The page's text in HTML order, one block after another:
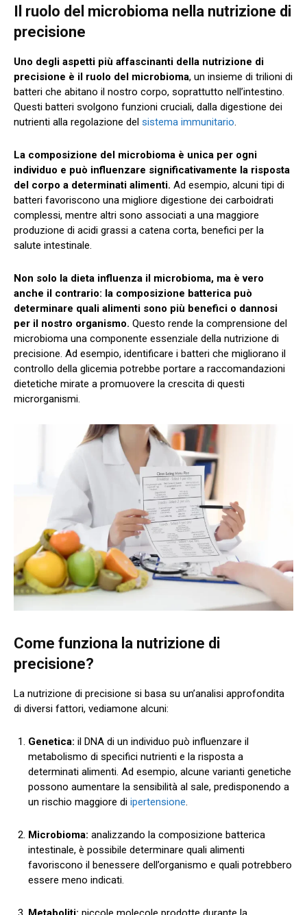
Il ruolo del microbioma nella nutrizione di
precisione
Uno degli aspetti più affascinanti della nutrizione di
precisione è il ruolo del microbioma, un insieme di trilioni di
batteri che abitano il nostro corpo, soprattutto nell’intestino.
Questi batteri svolgono funzioni cruciali, dalla digestione dei
nutrienti alla regolazione del sistema immunitario.
La composizione del microbioma è unica per ogni
individuo e può influenzare significativamente la risposta
del corpo a determinati alimenti. Ad esempio, alcuni tipi di
batteri favoriscono una migliore digestione dei carboidrati
complessi, mentre altri sono associati a una maggiore
produzione di acidi grassi a catena corta, benefici per la
salute intestinale.
Non solo la dieta influenza il microbioma, ma è vero
anche il contrario: la composizione batterica può
determinare quali alimenti sono più benefici o dannosi
per il nostro organismo. Questo rende la comprensione del
microbioma una componente essenziale della nutrizione di
precisione. Ad esempio, identificare i batteri che migliorano il
controllo della glicemia potrebbe portare a raccomandazioni
dietetiche mirate a promuovere la crescita di questi
microrganismi.
Come funziona la nutrizione di
precisione?
La nutrizione di precisione si basa su un’analisi approfondita
di diversi fattori, vediamone alcuni:
Genetica: il DNA di un individuo può influenzare il
metabolismo di specifici nutrienti e la risposta a
determinati alimenti. Ad esempio, alcune varianti genetiche
possono aumentare la sensibilità al sale, predisponendo a
un rischio maggiore di ipertensione.
Microbioma: analizzando la composizione batterica
intestinale, è possibile determinare quali alimenti
favoriscono il benessere dell’organismo e quali potrebbero
essere meno indicati.